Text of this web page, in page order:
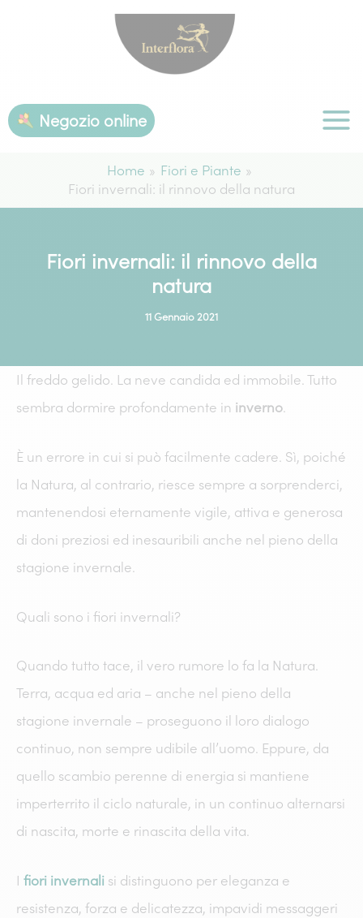
Negozio online
Home
Fiori e Piante
Fiori invernali: il rinnovo della natura
Fiori invernali: il rinnovo della
natura
11 Gennaio 2021
Il freddo gelido. La neve candida ed immobile. Tutto
sembra dormire profondamente in inverno.
È un errore in cui si può facilmente cadere. Sì, poiché
la Natura, al contrario, riesce sempre a sorprenderci,
mantenendosi eternamente vigile, attiva e generosa
di doni preziosi ed inesauribili anche nel pieno della
stagione invernale.
Quali sono i fiori invernali?
Quando tutto tace, il vero rumore lo fa la Natura.
Terra, acqua ed aria – anche nel pieno della
stagione invernale – proseguono il loro dialogo
continuo, non sempre udibile all’uomo. Eppure, da
quello scambio perenne di energia si mantiene
imperterrito il ciclo naturale, in un continuo alternarsi
di nascita, morte e rinascita della vita.
I fiori invernali si distinguono per eleganza e
resistenza, forza e delicatezza, impavidi messaggeri